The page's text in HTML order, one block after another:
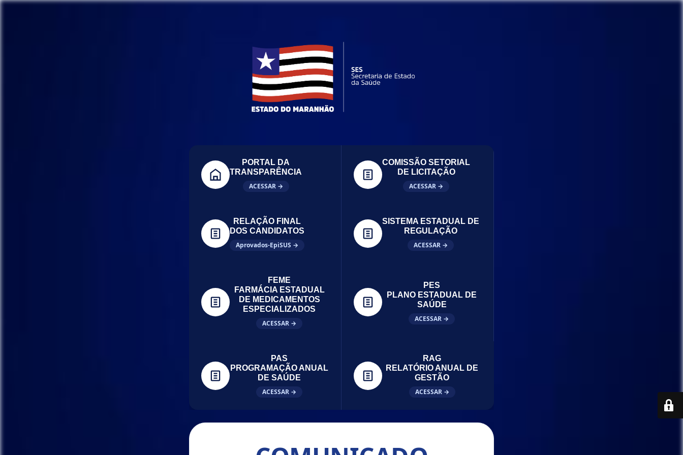
PORTAL DA
TRANSPARÊNCIA
ACESSAR →
COMISSÃO SETORIAL
DE LICITAÇÃO
ACESSAR →
RELAÇÃO FINAL
DOS CANDIDATOS
Aprovados-EpiSUS →
SISTEMA ESTADUAL DE
REGULAÇÃO
ACESSAR →
FEME
FARMÁCIA ESTADUAL
DE MEDICAMENTOS
ESPECIALIZADOS
ACESSAR →
PES
PLANO ESTADUAL DE
SAÚDE
ACESSAR →
PAS
PROGRAMAÇÃO ANUAL
DE SAÚDE
ACESSAR →
RAG
RELATÓRIO ANUAL DE
GESTÃO
ACESSAR →